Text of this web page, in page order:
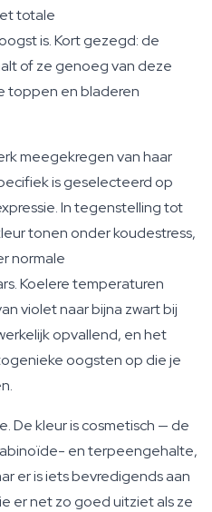
totale
is. Kort gezegd: de
of ze genoeg van deze
toppen en bladeren
meegekregen van haar
is geselecteerd op
In tegenstelling tot
tonen onder koudestress,
normale
Koelere temperaturen
violet naar bijna zwart bij
opvallend, en het
oogsten op die je
De kleur is cosmetisch — de
en terpeengehalte,
er is iets bevredigends aan
er net zo goed uitziet als ze